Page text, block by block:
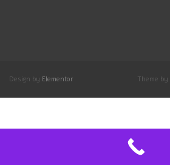
Theme by
Design by Elementor